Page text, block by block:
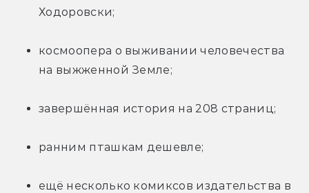
Ходоровски;
космоопера о выживании человечества
на выжженной Земле;
завершённая история на 208 страниц;
ранним пташкам дешевле;
ещё несколько комиксов издательства в